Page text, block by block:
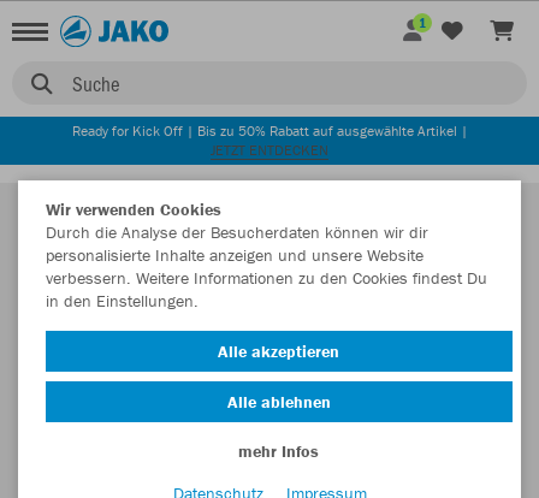
Suche
1
Ready for Kick Off | Bis zu 50% Rabatt auf ausgewählte Artikel |
JETZT ENTDECKEN
Wir verwenden Cookies
Durch die Analyse der Besucherdaten können wir dir
personalisierte Inhalte anzeigen und unsere Website
verbessern. Weitere Informationen zu den Cookies findest Du
in den Einstellungen.
Alle akzeptieren
Alle ablehnen
mehr Infos
Datenschutz
Impressum